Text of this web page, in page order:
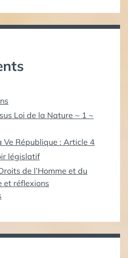
Loi de la Nature ~ 1 ~
Ve République : Article 4
législatif
de l’Homme et du
et réflexions